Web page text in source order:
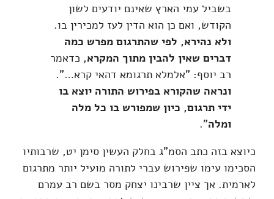
בשביל עמי הארץ שאינם יודעים לשון
הקודש, ואם כן הוא הדין לעז למכירין בו.
ולא נהירא, לפי שהתרגום מפרש כמה
דברים שאין להבין מתוך המקרא, כדאמר
רב יוסף: "אלמלא תרגומא דהאי קרא…".
ונראה שהקורא בפירוש התורה יוצא בו
ידי תרגום, כיון שמפורש בו כל מלה
ומלה".
כיוצא בזה כתב הסמ"ג בחלק העשין סימן יט, שרבותיו
הסכימו עימו שפירוש עברי לתורה מועיל יותר מתרגום
לארמית. אך ציין שרבינו יצחק מסר בשם רב עמרם